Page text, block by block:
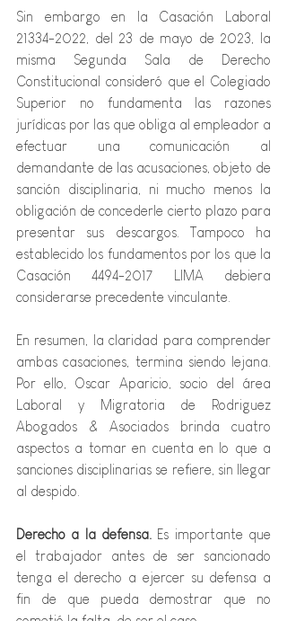
Sin embargo en la Casación Laboral
21334-2022, del 23 de mayo de 2023, la
misma Segunda Sala de Derecho
Constitucional consideró que el Colegiado
Superior no fundamenta las razones
jurídicas por las que obliga al empleador a
efectuar una comunicación al
demandante de las acusaciones, objeto de
sanción disciplinaria, ni mucho menos la
obligación de concederle cierto plazo para
presentar sus descargos. Tampoco ha
establecido los fundamentos por los que la
Casación 4494-2017 LIMA debiera
considerarse precedente vinculante.
En resumen, la claridad para comprender
ambas casaciones, termina siendo lejana.
Por ello, Oscar Aparicio, socio del área
Laboral y Migratoria de Rodriguez
Abogados & Asociados brinda cuatro
aspectos a tomar en cuenta en lo que a
sanciones disciplinarias se refiere, sin llegar
al despido.
Derecho a la defensa. Es importante que
el trabajador antes de ser sancionado
tenga el derecho a ejercer su defensa a
fin de que pueda demostrar que no